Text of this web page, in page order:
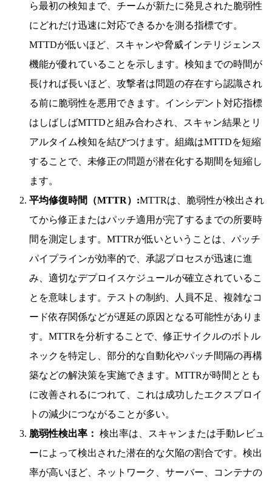
ら最初の検知まで、チームが新たに発見された脆弱性
にどれだけ迅速に対応できるかを測る指標です。
MTTDが低いほど、スキャンや脅威インテリジェンス
機能が優れていることを示します。検知までの時間が
長ければ長いほど、攻撃者は問題の存在すら認識され
る前に脆弱性を悪用できます。インシデント対応指標
はしばしばMTTDと組み合わされ、スキャン結果とリ
アルタイム検知を結びつけます。組織はMTTDを短縮
することで、未修正の問題が潜在化する期間を短縮し
ます。
平均修復時間（MTTR）:MTTRは、脆弱性が検出され
てから修正またはパッチ適用が完了するまでの所要時
間を測定します。MTTRが低いということは、パッチ
パイプラインが効率的で、承認プロセスが迅速に進
み、適切なデプロイスケジュールが確立されているこ
とを意味します。テストの制約、人員不足、複雑なコ
ード依存関係などが遅延の原因となる可能性がありま
す。MTTRを分析することで、修正サイクルのボトル
ネックを特定し、部分的な自動化やパッチ間隔の再構
築などの解決策を実施できます。MTTRが時間ととも
に改善されるにつれて、これは成功したエクスプロイ
トの減少につながることが多い。
脆弱性検出率： 検出率は、スキャンまたは手動レビュ
ーによって検出された潜在的な欠陥の割合です。検出
率が高いほど、ネットワーク、サーバー、コンテナの